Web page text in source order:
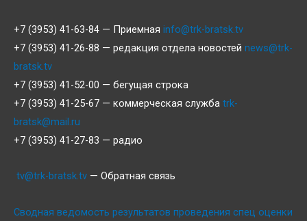
+7 (3953) 41-63-84 — Приемная info@trk-bratsk.tv
+7 (3953) 41-26-88 — редакция отдела новостей news@trk-
bratsk.tv
+7 (3953) 41-52-00 — бегущая строка
+7 (3953) 41-25-67 — коммерческая служба trk-
bratsk@mail.ru
+7 (3953) 41-27-83 — радио
tv@trk-bratsk.tv — Обратная связь
Сводная ведомость результатов проведения спец оценки